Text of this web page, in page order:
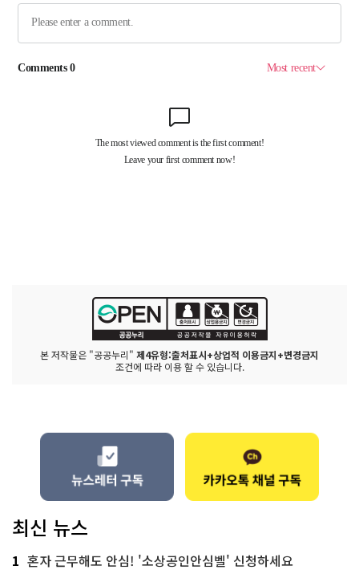
본 저작물은 "공공누리" 제4유형:출처표시+상업적 이용금지+변경금지
조건에 따라 이용 할 수 있습니다.
최신 뉴스
1 혼자 근무해도 안심! '소상공인안심벨' 신청하세요